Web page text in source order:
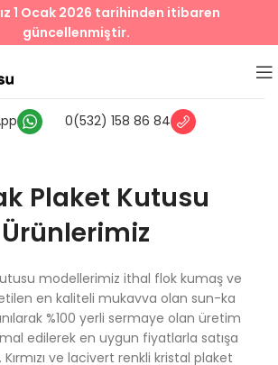
0(532) 158 86 84
Plaket Kutusu
Ürünlerimiz
modellerimiz ithal flok kumaş ve
en kaliteli mukavva olan sun-ka
%100 yerli sermaye olan üretim
edilerek en uygun fiyatlarla satışa
ve lacivert renkli kristal plaket
1 Ocak 2026 tarihinden itibaren
güncellenmiştir.